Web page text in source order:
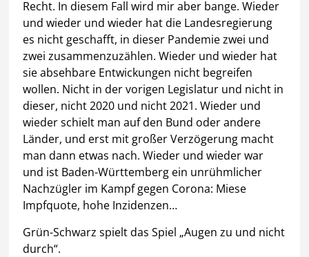
Recht. In diesem Fall wird mir aber bange. Wieder
und wieder und wieder hat die Landesregierung
es nicht geschafft, in dieser Pandemie zwei und
zwei zusammenzuzählen. Wieder und wieder hat
sie absehbare Entwickungen nicht begreifen
wollen. Nicht in der vorigen Legislatur und nicht in
dieser, nicht 2020 und nicht 2021. Wieder und
wieder schielt man auf den Bund oder andere
Länder, und erst mit großer Verzögerung macht
man dann etwas nach. Wieder und wieder war
und ist Baden-Württemberg ein unrühmlicher
Nachzügler im Kampf gegen Corona: Miese
Impfquote, hohe Inzidenzen…
Grün-Schwarz spielt das Spiel „Augen zu und nicht
durch“.